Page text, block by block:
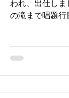
われ、出仕しま
の滝まで唱題行
https://